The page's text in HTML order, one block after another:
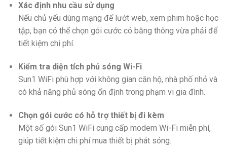
Xác định nhu cầu sử dụng
Nếu chủ yếu dùng mạng để lướt web, xem phim hoặc học
tập, bạn có thể chọn gói cước có băng thông vừa phải để
tiết kiệm chi phí.
Kiểm tra diện tích phủ sóng Wi-Fi
Sun1 WiFi phù hợp với không gian căn hộ, nhà phố nhỏ và
có khả năng phủ sóng ổn định trong phạm vi gia đình.
Chọn gói cước có hỗ trợ thiết bị đi kèm
Một số gói Sun1 WiFi cung cấp modem Wi-Fi miễn phí,
giúp tiết kiệm chi phí mua thiết bị phát sóng.